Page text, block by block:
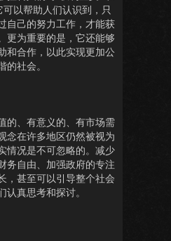
以帮助人们认识到，只
自己的努力工作，才能获
更为重要的是，它还能够
和合作，以此实现更加公
社会。
的、有意义的、有市场需
念在许多地区仍然被视为
情况是不可忽略的。减少
务自由、加强政府的专注
，甚至可以引导整个社会
真思考和探讨。